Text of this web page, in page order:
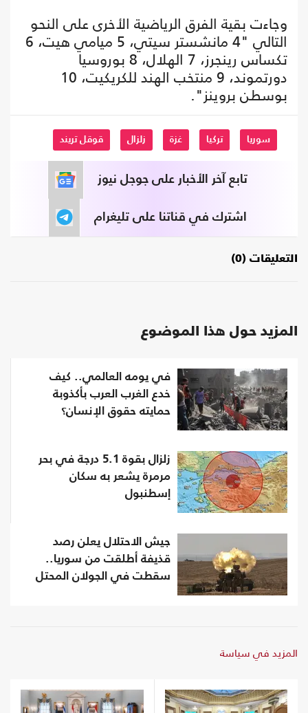
وجاءت بقية الفرق الرياضية الأخرى على النحو
التالي "4 مانشستر سيتي، 5 ميامي هيت، 6
تكساس رينجرز، 7 الهلال، 8 بوروسيا
دورتموند، 9 منتخب الهند للكريكيت، 10
بوسطن بروينز".
سوريا تركيا غزة زلزال قوقل تريند
تابع آخر الأخبار على جوجل نيوز
اشترك في قناتنا على تليغرام
التعليقات (0)
المزيد حول هذا الموضوع
في يومه العالمي.. كيف
خدع الغرب العرب بأكذوبة
حمايته حقوق الإنسان؟
زلزال بقوة 5.1 درجة في بحر
مرمرة يشعر به سكان
إسطنبول
جيش الاحتلال يعلن رصد
قذيفة أطلقت من سوريا..
سقطت في الجولان المحتل
المزيد في سياسة